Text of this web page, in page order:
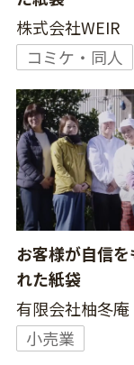
株式会社WEIR
コミケ・同人
お客様が自信
れた紙袋
有限会社柚冬庵
小売業